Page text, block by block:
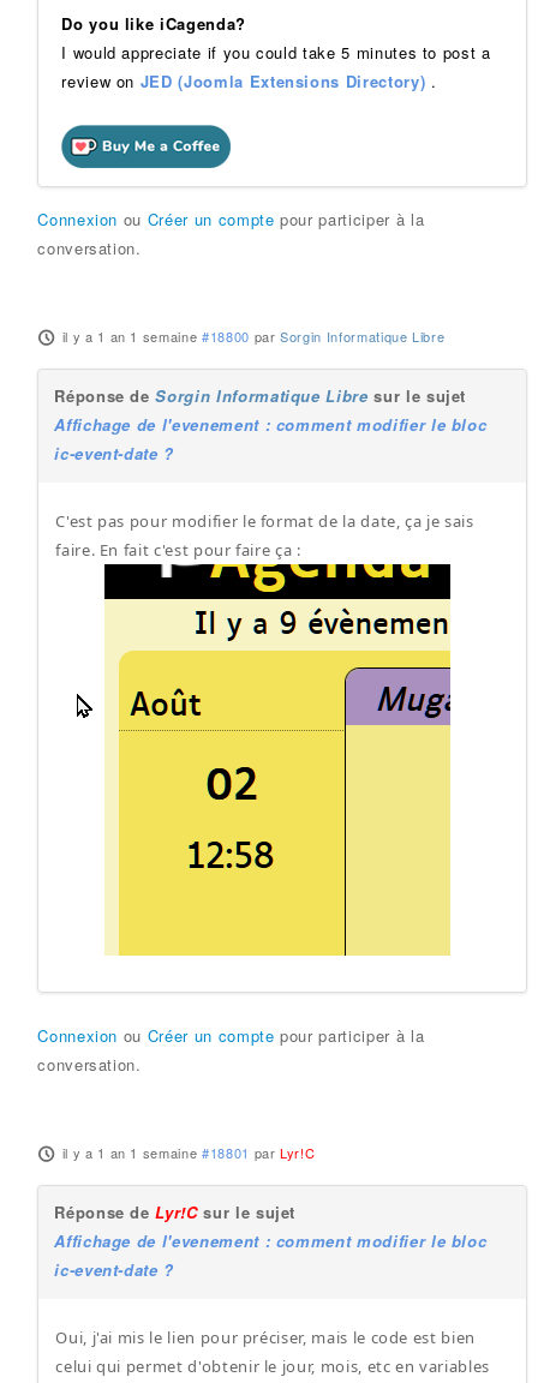
Do you like iCagenda?
I would appreciate if you could take 5 minutes to post a
review on JED (Joomla Extensions Directory) .
Connexion ou Créer un compte pour participer à la
conversation.
il y a 1 an 1 semaine #18800 parSorgin Informatique Libre
Réponse deSorgin Informatique Libre sur le sujet
Affichage de l'evenement : comment modifier le bloc
ic-event-date ?
C'est pas pour modifier le format de la date, ça je sais
faire. En fait c'est pour faire ça :
Connexion ou Créer un compte pour participer à la
conversation.
il y a 1 an 1 semaine #18801 parLyr!C
Réponse deLyr!Csur le sujet
Affichage de l'evenement : comment modifier le bloc
ic-event-date ?
Oui, j'ai mis le lien pour préciser, mais le code est bien
celui qui permet d'obtenir le jour, mois, etc en variables